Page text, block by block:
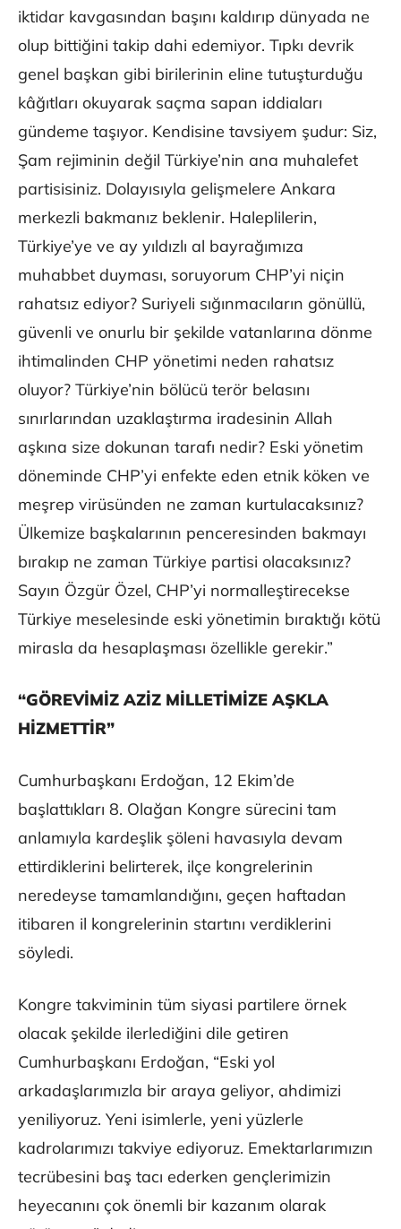
iktidar kavgasından başını kaldırıp dünyada ne
olup bittiğini takip dahi edemiyor. Tıpkı devrik
genel başkan gibi birilerinin eline tutuşturduğu
kâğıtları okuyarak saçma sapan iddiaları
gündeme taşıyor. Kendisine tavsiyem şudur: Siz,
Şam rejiminin değil Türkiye’nin ana muhalefet
partisisiniz. Dolayısıyla gelişmelere Ankara
merkezli bakmanız beklenir. Haleplilerin,
Türkiye’ye ve ay yıldızlı al bayrağımıza
muhabbet duyması, soruyorum CHP’yi niçin
rahatsız ediyor? Suriyeli sığınmacıların gönüllü,
güvenli ve onurlu bir şekilde vatanlarına dönme
ihtimalinden CHP yönetimi neden rahatsız
oluyor? Türkiye’nin bölücü terör belasını
sınırlarından uzaklaştırma iradesinin Allah
aşkına size dokunan tarafı nedir? Eski yönetim
döneminde CHP’yi enfekte eden etnik köken ve
meşrep virüsünden ne zaman kurtulacaksınız?
Ülkemize başkalarının penceresinden bakmayı
bırakıp ne zaman Türkiye partisi olacaksınız?
Sayın Özgür Özel, CHP’yi normalleştirecekse
Türkiye meselesinde eski yönetimin bıraktığı kötü
mirasla da hesaplaşması özellikle gerekir.”
“GÖREVİMİZ AZİZ MİLLETİMİZE AŞKLA
HİZMETTİR”
Cumhurbaşkanı Erdoğan, 12 Ekim’de
başlattıkları 8. Olağan Kongre sürecini tam
anlamıyla kardeşlik şöleni havasıyla devam
ettirdiklerini belirterek, ilçe kongrelerinin
neredeyse tamamlandığını, geçen haftadan
itibaren il kongrelerinin startını verdiklerini
söyledi.
Kongre takviminin tüm siyasi partilere örnek
olacak şekilde ilerlediğini dile getiren
Cumhurbaşkanı Erdoğan, “Eski yol
arkadaşlarımızla bir araya geliyor, ahdimizi
yeniliyoruz. Yeni isimlerle, yeni yüzlerle
kadrolarımızı takviye ediyoruz. Emektarlarımızın
tecrübesini baş tacı ederken gençlerimizin
heyecanını çok önemli bir kazanım olarak